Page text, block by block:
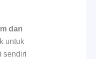
dan
untuk
sendiri